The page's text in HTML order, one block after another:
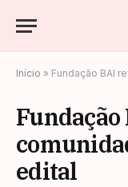
Início » Fundação BAI
Fundação
edital